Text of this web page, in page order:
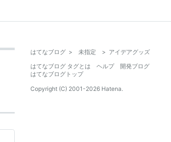
はてなブログ > 未指定 > アイデアグッズ
はてなブログ タグとは
ヘルプ
開発ブログ
はてなブログトップ
Copyright (C) 2001-2026 Hatena.